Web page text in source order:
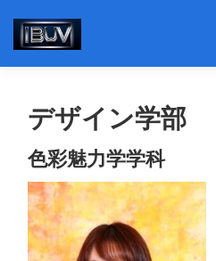
個別ビジネスコンサルティング
書籍紹介 概要と社会貢献活動
デザイン学部
色彩魅力学学科